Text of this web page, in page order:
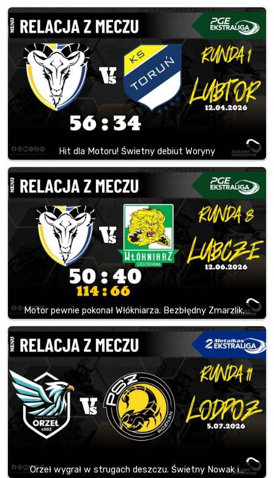
Hit dla Motoru! Świetny debiut Woryny
Motor pewnie pokonał Włókniarza. Bezbłędny Zmarzlik,…
Orzeł wygrał w strugach deszczu. Świetny Nowak i…